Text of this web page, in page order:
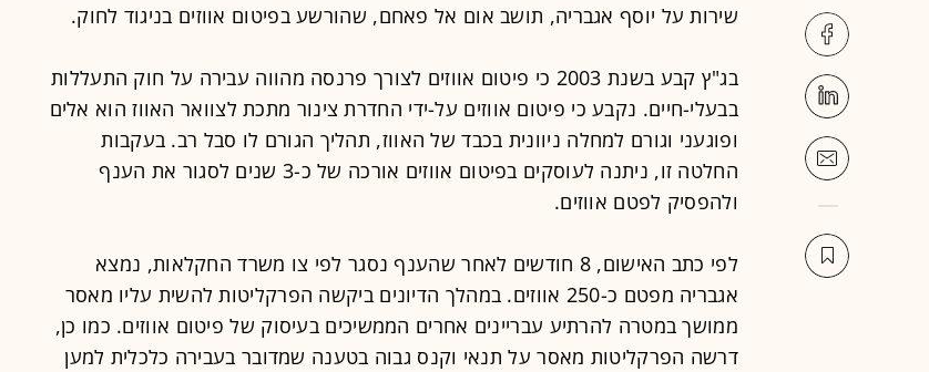
שירות על יוסף אגבריה, תושב אום אל פאחם, שהורשע בפיטום אווזים בניגוד לחוק.
בג"ץ קבע בשנת 2003 כי פיטום אווזים לצורך פרנסה מהווה עבירה על חוק התעללות
בבעלי-חיים. נקבע כי פיטום אווזים על-ידי החדרת צינור מתכת לצוואר האווז הוא אלים
ופוגעני וגורם למחלה ניוונית בכבד של האווז, תהליך הגורם לו סבל רב. בעקבות
החלטה זו, ניתנה לעוסקים בפיטום אווזים אורכה של כ-3 שנים לסגור את הענף
ולהפסיק לפטם אווזים.
לפי כתב האישום, 8 חודשים לאחר שהענף נסגר לפי צו משרד החקלאות, נמצא
אגבריה מפטם כ-250 אווזים. במהלך הדיונים ביקשה הפרקליטות להשית עליו מאסר
ממושך במטרה להרתיע עבריינים אחרים הממשיכים בעיסוק של פיטום אווזים. כמו כן,
דרשה הפרקליטות מאסר על תנאי וקנס גבוה בטענה שמדובר בעבירה כלכלית למען